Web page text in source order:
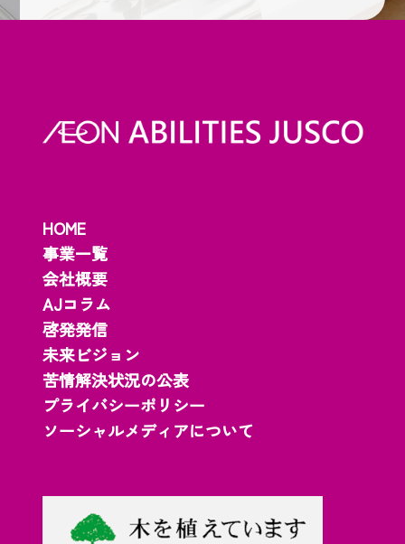
HOME
事業一覧
会社概要
AJコラム
啓発発信
未来ビジョン
苦情解決状況の公表
プライバシーポリシー
ソーシャルメディアについて